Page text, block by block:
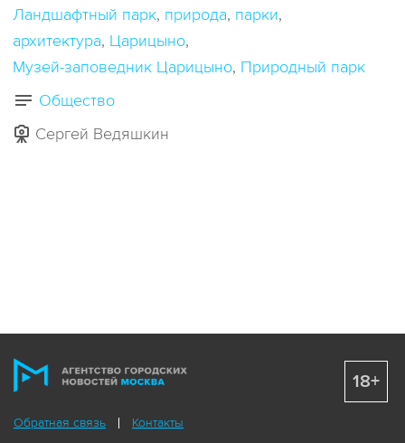
Ландшафтный парк природа парки
архитектура Царицыно
Музей-заповедник Царицыно Природный парк
Общество
Сергей Ведяшкин
Обратная связь Контакты
18+